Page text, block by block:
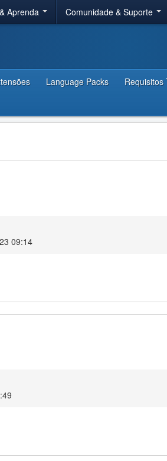
Aprenda Comunidade & Suporte
Language Packs Requisitos
09:14